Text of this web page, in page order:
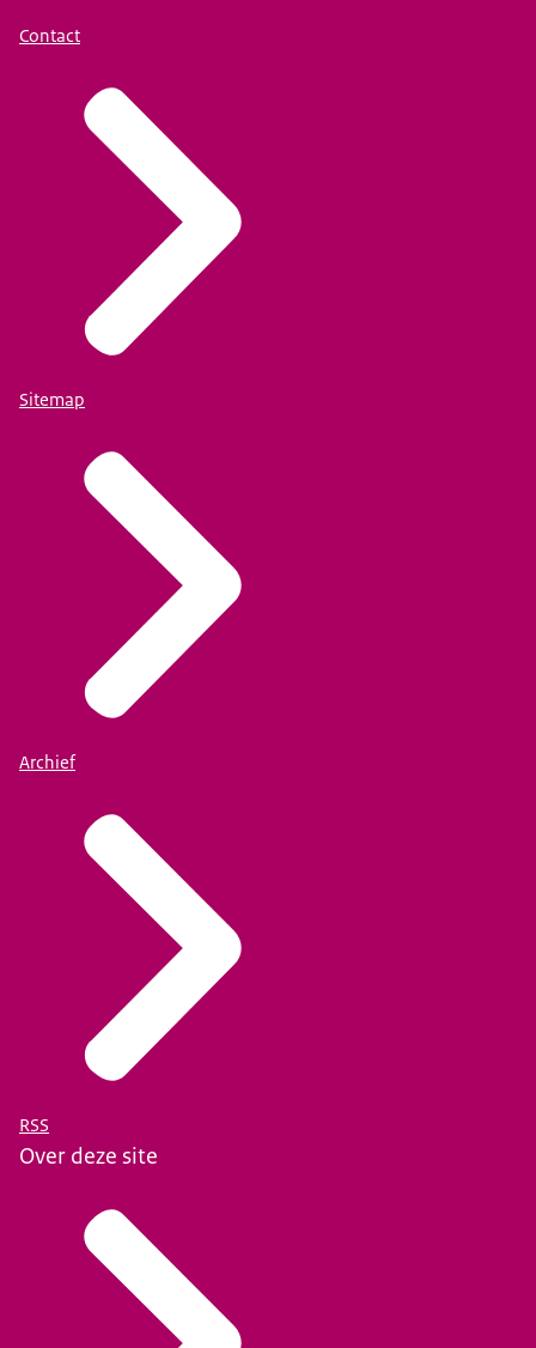
Contact
Sitemap
Archief
RSS
Over deze site